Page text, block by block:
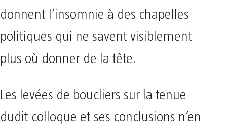
donnent l’insomnie à des chapelles
politiques qui ne savent visiblement
plus où donner de la tête.
Les levées de boucliers sur la tenue
dudit colloque et ses conclusions n’en